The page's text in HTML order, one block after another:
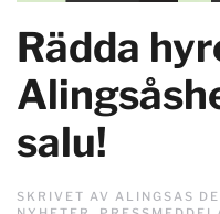
Rädda
salu!
SKRIVET AV ALINGSAS